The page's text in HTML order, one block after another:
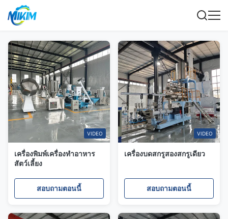
VIDEO
เครื่องพิมพ์เครื่องทําอาหาร
สัตว์เลี้ยง
สอบถามตอนนี้
VIDEO
เครื่องบดสกรูสองสกรูเดียว
สอบถามตอนนี้